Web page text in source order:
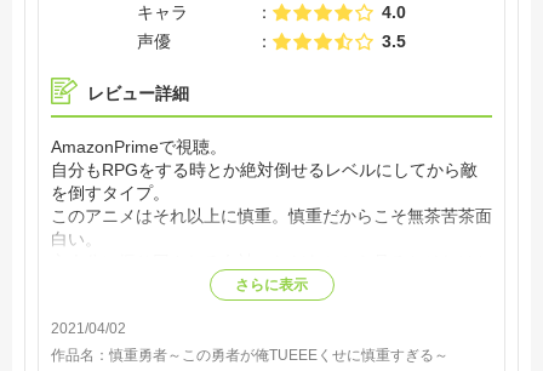
キャラ
4.0
声優
3.5
レビュー詳細
AmazonPrimeで視聴。
自分もRPGをする時とか絶対倒せるレベルにしてから敵
を倒すタイプ。
このアニメはそれ以上に慎重。慎重だからこそ無茶苦茶面
白い。
ゃんと理由がある！そこで得られるカタルシスとても楽し
さらに表示
2021/04/02
作品名： 慎重勇者～この勇者が俺TUEEEくせに慎重すぎる～